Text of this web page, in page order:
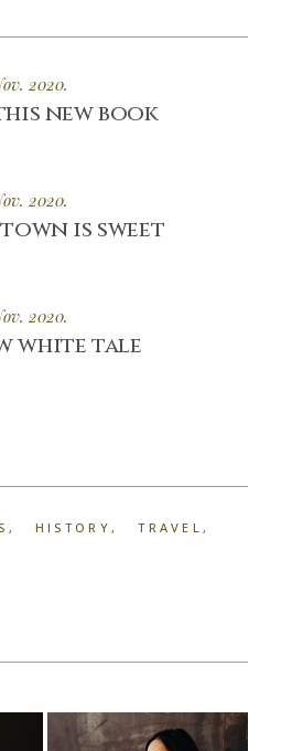
2020.
new book
2020.
is sweet
2020.
white tale
HISTORY
TRAVEL